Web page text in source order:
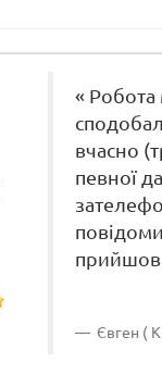
« Робота
вчасно
певної
прийшов
Євген (